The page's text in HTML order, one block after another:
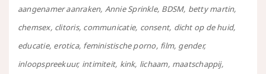
aangenamer aanraken Annie Sprinkle BDSM betty martin
chemsex clitoris communicatie consent dicht op de huid
educatie erotica feministische porno film gender
inloopspreekuur intimiteit kink lichaam maatschappij